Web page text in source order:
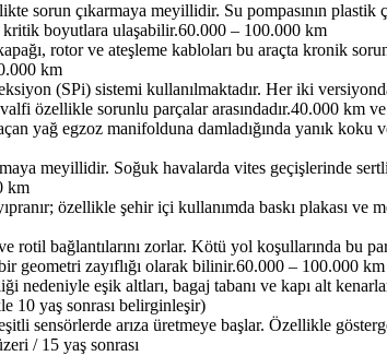
sorun çıkarmaya meyillidir. Su pompasının plastik
kritik boyutlara ulaşabilir.60.000 – 100.000 km
rotor ve ateşleme kabloları bu araçta kronik
km
(SPi) sistemi kullanılmaktadır. Her iki
özellikle sorunlu parçalar arasındadır.40.000 km
yağ egzoz manifolduna damladığında yanık koku
meyillidir. Soğuk havalarda vites geçişlerinde
km
özellikle şehir içi kullanımda baskı plakası ve
bağlantılarını zorlar. Kötü yol koşullarında bu
geometri zayıflığı olarak bilinir.60.000 – 100.000 km
eşik altları, bagaj tabanı ve kapı alt
10 yaş sonrası belirginleşir)
sensörlerde arıza üretmeye başlar. Özellikle
/ 15 yaş sonrası